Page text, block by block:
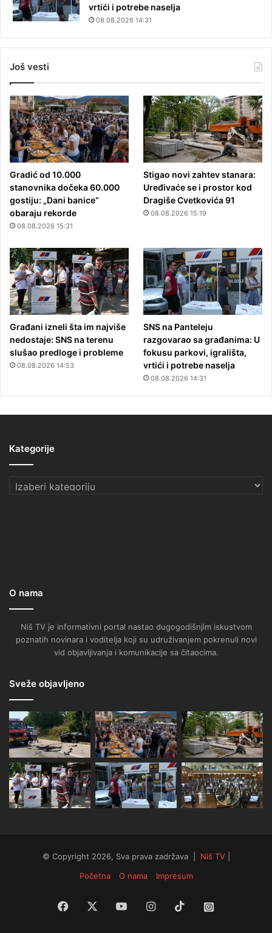
vrtići i potrebe naselja
08.08.2026 14:31
Još vesti
Gradić od 10.000
stanovnika dočeka 60.000
gostiju: „Dani banice“
obaraju rekorde
08.08.2026 15:31
Stigao novi zahtev stanara:
Uređivaće se i prostor kod
Dragiše Cvetkovića 91
08.08.2026 15:19
Građani izneli šta im najviše
nedostaje: SNS na terenu
slušao predloge i probleme
08.08.2026 14:53
SNS na Panteleju
razgovarao sa građanima: U
fokusu parkovi, igrališta,
vrtići i potrebe naselja
08.08.2026 14:31
Kategorije
Kategorije
O nama
Niš TV je informativni portal nastao dugogodišnjim iskustvom
poznatih novinara i voditelja koji su udruživanjem pokrenuli novi
vid objavljivanja i komunikacije sa čitaocima.
Sveže objavljeno
© Copyright 2026, Sva prava zadržava | Niš TV|
Početna
O nama Impresum
Facebook YouTubeInstagram
TikTok